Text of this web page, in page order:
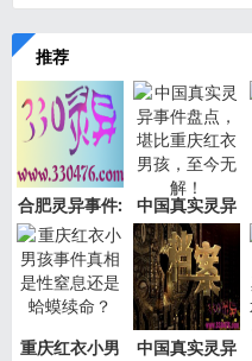
推荐
合肥灵异事件:
新加坡
中国真实灵异
事件盘
重庆红衣小男
中国真实灵异